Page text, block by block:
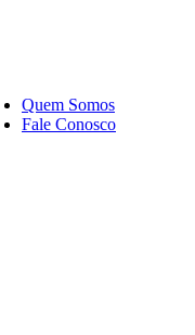
Quem Somos
Fale Conosco